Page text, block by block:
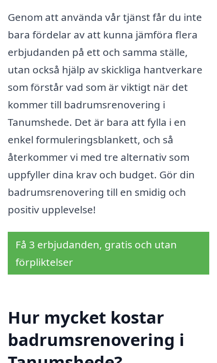
Genom att använda vår tjänst får du inte
bara fördelar av att kunna jämföra flera
erbjudanden på ett och samma ställe,
utan också hjälp av skickliga hantverkare
som förstår vad som är viktigt när det
kommer till badrumsrenovering i
Tanumshede. Det är bara att fylla i en
enkel formuleringsblankett, och så
återkommer vi med tre alternativ som
uppfyller dina krav och budget. Gör din
badrumsrenovering till en smidig och
positiv upplevelse!
Få 3 erbjudanden, gratis och utan
förpliktelser
Hur mycket kostar
badrumsrenovering i